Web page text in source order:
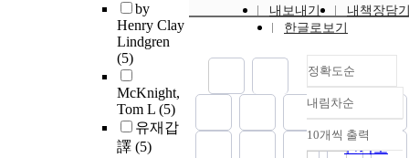
by
Henry Clay
Lindgren
(5)
McKnight,
Tom L (5)
유재갑
譯 (5)
내보내기
내책장담
한글로보기
정확도순
정확도
순
인기도
내림차순
내림차순
10개씩 출력